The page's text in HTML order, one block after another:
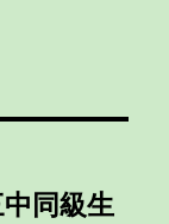
同級生